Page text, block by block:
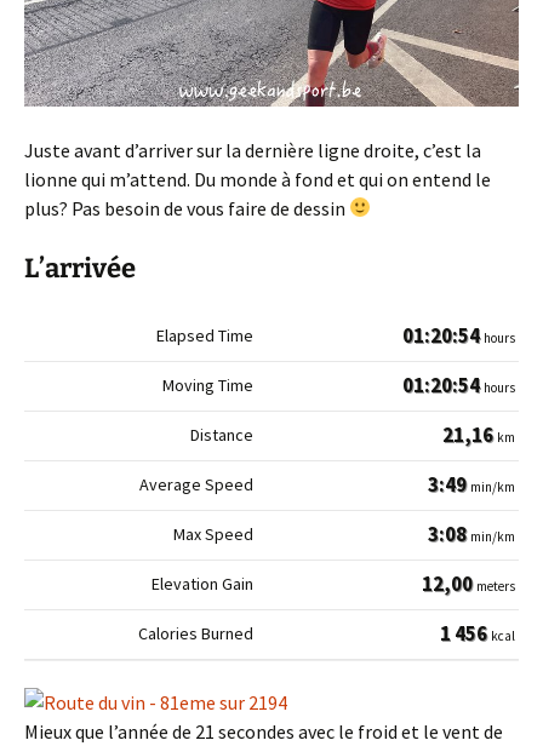
Juste avant d’arriver sur la dernière ligne droite, c’est la
lionne qui m’attend. Du monde à fond et qui on entend le
plus? Pas besoin de vous faire de dessin
L’arrivée
01:20:54 hours
01:20:54 hours
21,16 km
3:49 min/km
3:08 min/km
12,00 meters
1 456 kcal
Mieux que l’année de 21 secondes avec le froid et le vent de